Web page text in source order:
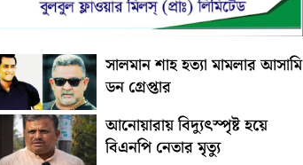
সালমান শাহ হত্যা মামলার আসামি
ডন গ্রেপ্তার
আনোয়ারায় বিদ্যুৎস্পৃষ্ট হয়ে
বিএনপি নেতার মৃত্যু